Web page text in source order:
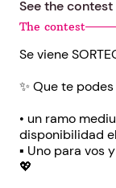
See the contest
The contest
Se viene
✨️ Que te
• un ramo
disponibilidad
▪︎ Uno para vos
💖